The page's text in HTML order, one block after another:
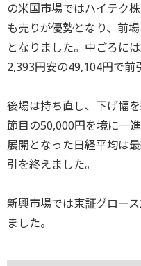
の米国市場ではハイテク
も売りが優勢となり、前
となりました。中ごろに
2,393円安の49,104円で前
後場は持ち直し、下げ幅
節目の50,000円を境に一
展開となった日経平均は
引を終えました。
新興市場では東証グロー
ました。